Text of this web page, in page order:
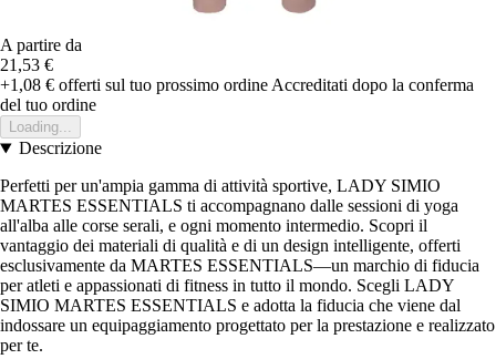
A partire da
21,53 €
+1,08 € offerti sul tuo prossimo ordine Accreditati dopo la conferma
del tuo ordine
Loading...
Descrizione
Perfetti per un'ampia gamma di attività sportive, LADY SIMIO
MARTES ESSENTIALS ti accompagnano dalle sessioni di yoga
all'alba alle corse serali, e ogni momento intermedio. Scopri il
vantaggio dei materiali di qualità e di un design intelligente, offerti
esclusivamente da MARTES ESSENTIALS—un marchio di fiducia
per atleti e appassionati di fitness in tutto il mondo. Scegli LADY
SIMIO MARTES ESSENTIALS e adotta la fiducia che viene dal
indossare un equipaggiamento progettato per la prestazione e realizzato
per te.